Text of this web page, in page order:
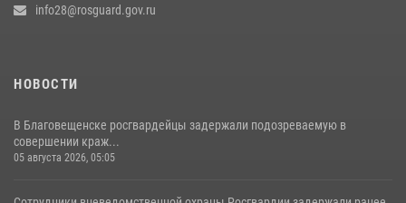
info28@rosguard.gov.ru
НОВОСТИ
В Благовещенске росгвардейцы задержали подозреваемую в
совершении краж...
05 августа 2026, 05:05